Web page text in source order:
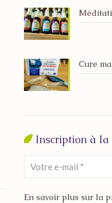
Cure
Inscription à
En savoir plus sur la